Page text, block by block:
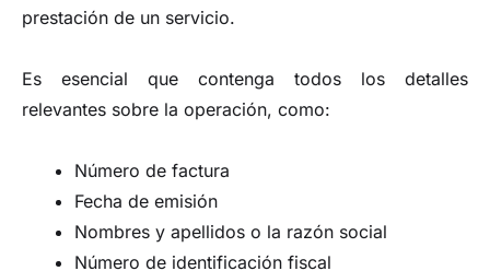
prestación de un servicio.
Es esencial que contenga todos los detalles
relevantes sobre la operación, como:
Número de factura
Fecha de emisión
Nombres y apellidos o la razón social
Número de identificación fiscal